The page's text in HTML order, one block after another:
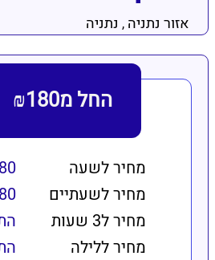
אזור נתניה , נתניה
החל מ₪180
מחיר לשעה
מחיר לשעתיים
מחיר ל3 שעות
מחיר ללילה